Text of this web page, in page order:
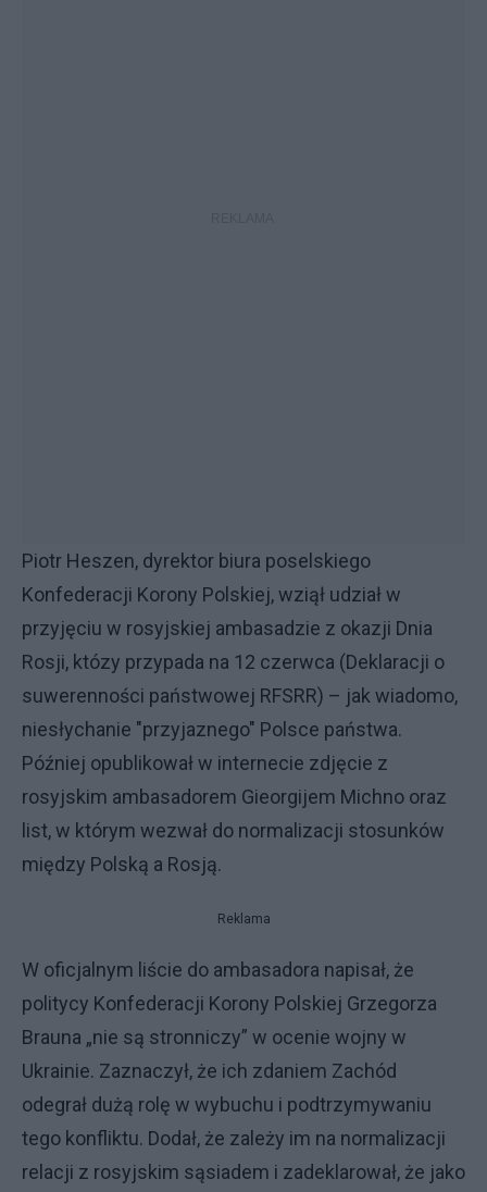
Piotr Heszen, dyrektor biura poselskiego
Konfederacji Korony Polskiej, wziął udział w
przyjęciu w rosyjskiej ambasadzie z okazji Dnia
Rosji, któzy przypada na 12 czerwca (Deklaracji o
suwerenności państwowej RFSRR) – jak wiadomo,
niesłychanie "przyjaznego" Polsce państwa.
Później opublikował w internecie zdjęcie z
rosyjskim ambasadorem Gieorgijem Michno oraz
list, w którym wezwał do normalizacji stosunków
między Polską a Rosją.
Reklama
W oficjalnym liście do ambasadora napisał, że
politycy Konfederacji Korony Polskiej Grzegorza
Brauna „nie są stronniczy” w ocenie wojny w
Ukrainie. Zaznaczył, że ich zdaniem Zachód
odegrał dużą rolę w wybuchu i podtrzymywaniu
tego konfliktu. Dodał, że zależy im na normalizacji
relacji z rosyjskim sąsiadem i zadeklarował, że jako